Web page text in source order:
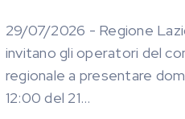
29/07/2026 - Regione
invitano gli operatori del
regionale a presentare
12:00 del 21...